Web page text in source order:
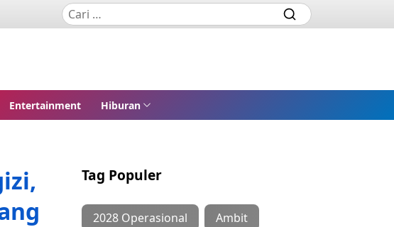
Entertainment Hiburan
Tag Populer
2028 Operasional Ambit